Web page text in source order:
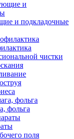
и подкладочные
чистки
фольга